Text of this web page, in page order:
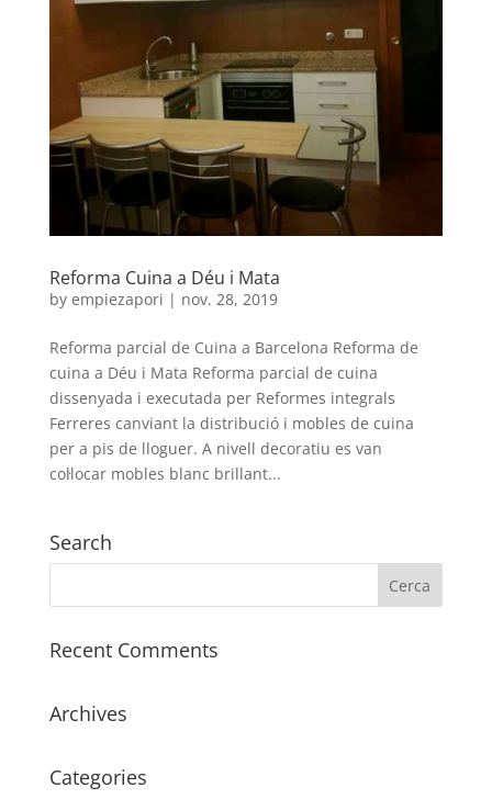
Reforma Cuina a Déu i Mata
by empiezapori | nov. 28, 2019
Reforma parcial de Cuina a Barcelona Reforma de
cuina a Déu i Mata Reforma parcial de cuina
dissenyada i executada per Reformes integrals
Ferreres canviant la distribució i mobles de cuina
per a pis de lloguer. A nivell decoratiu es van
col·locar mobles blanc brillant...
Search
Recent Comments
Archives
Categories